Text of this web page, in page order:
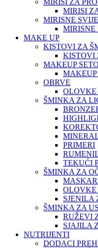
MIRISI ZA
MIRISI
MIRISNE
MIRISNE
MAKE UP
KISTOVI ZA
KISTOVI
MAKEUP
OBRVE
OLOVKE
ŠMINKA ZA
PRIMERI
TEKUĆI
ŠMINKA ZA
OLOVKE
SJENILA
ŠMINKA ZA
RUŽEVI
SJAJILA
NUTRIJENTI
DODACI